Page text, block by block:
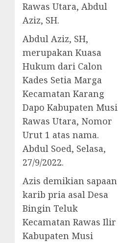
Rawas Utara, Abdul
Aziz, SH.
Abdul Aziz, SH,
merupakan Kuasa
Hukum dari Calon
Kades Setia Marga
Kecamatan Karang
Dapo Kabupaten Musi
Rawas Utara, Nomor
Urut 1 atas nama.
Abdul Soed, Selasa,
27/9/2022.
Azis demikian sapaan
karib pria asal Desa
Bingin Teluk
Kecamatan Rawas Ilir
Kabupaten Musi